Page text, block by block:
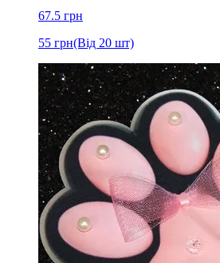
67.5 грн
55 грн(Від 20 шт)